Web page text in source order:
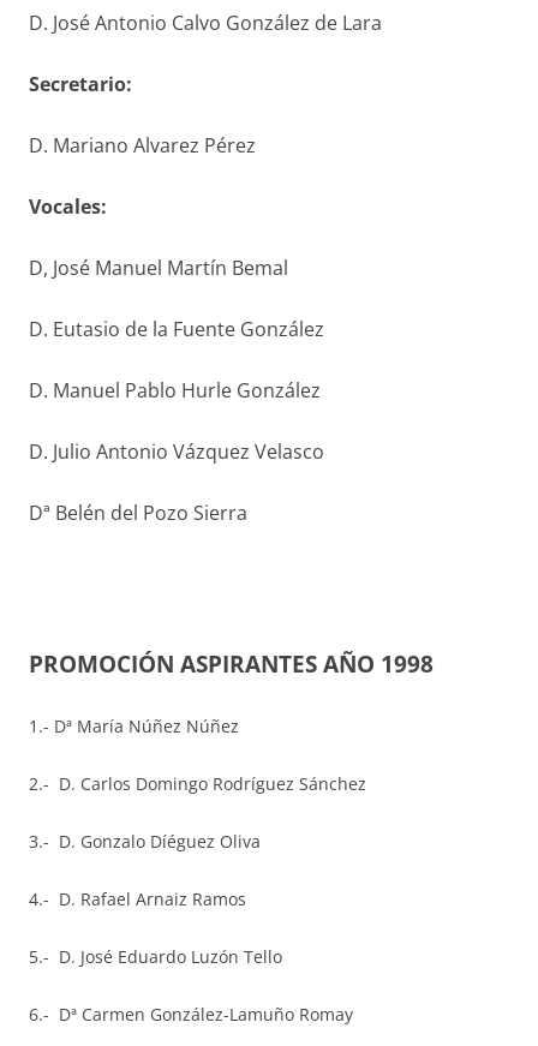
D. José Antonio Calvo González de Lara
Secretario:
D. Mariano Alvarez Pérez
Vocales:
D, José Manuel Martín Bemal
D. Eutasio de la Fuente González
D. Manuel Pablo Hurle González
D. Julio Antonio Vázquez Velasco
Dª Belén del Pozo Sierra
PROMOCIÓN ASPIRANTES AÑO 1998
1.- Dª María Núñez Núñez
2.- D. Carlos Domingo Rodríguez Sánchez
3.- D. Gonzalo Díéguez Oliva
4.- D. Rafael Arnaiz Ramos
5.- D. José Eduardo Luzón Tello
6.- Dª Carmen González-Lamuño Romay